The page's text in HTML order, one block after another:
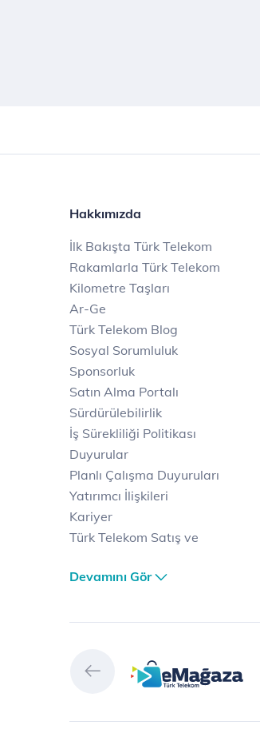
Hakkımızda
İlk Bakışta Türk Telekom
Rakamlarla Türk Telekom
Kilometre Taşları
Ar-Ge
Türk Telekom Blog
Sosyal Sorumluluk
Sponsorluk
Satın Alma Portalı
Sürdürülebilirlik
İş Sürekliliği Politikası
Duyurular
Planlı Çalışma Duyuruları
Yatırımcı İlişkileri
Kariyer
Türk Telekom Satış ve
Türk Telekom Finansal
Türk Telekom Afet Tedbirleri
Prime
Tivibu
Devamını Gör